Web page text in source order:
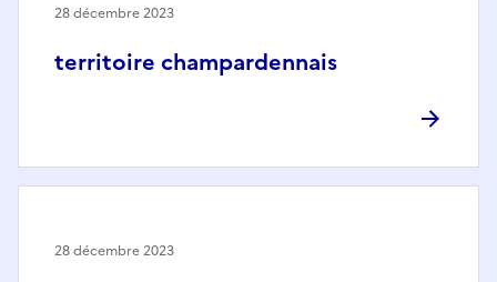
territoire champardennais
28 décembre 2023
28 décembre 2023